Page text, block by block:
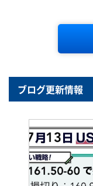
ブログ更新情報